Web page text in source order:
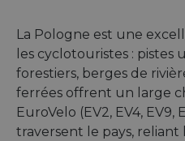
La Pologne est une
les cyclotouristes : pistes
forestiers, berges de
ferrées offrent un large
EuroVelo (EV2, EV4, EV9,
traversent le pays, reliant